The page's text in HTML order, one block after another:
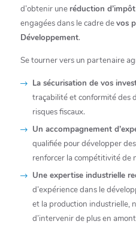
d’obtenir une réduction d’impôt
engagées dans le cadre devos
Développement.
Se tourner vers un partenaire
La sécurisation de vos
traçabilité et conformité des
risques fiscaux.
Un accompagnement
qualifiée pour développer
renforcer la compétitivité de
Une expertise industrielle
d’expérience dans le
et la production industrielle,
d’intervenir de plus en